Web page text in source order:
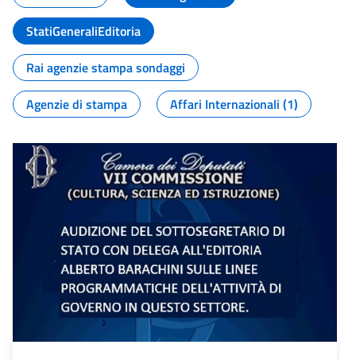
StatiGeneraliEditoria
Rai agenzie stampa sondaggi
Agenzie di stampa
Affari Internazionali (1)